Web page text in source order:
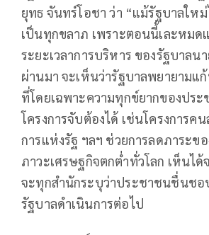
ยุทธ จันทร์โอชา ว่า “แม้รัฐบาลให
เป็นทุกขลาภ เพราะตอนนี้เละหมด
ระยะเวลาการบริหาร ของรัฐบาลน
ผ่านมา จะเห็นว่ารัฐบาลพยายามแ
ที่โดยเฉพาะความทุกข์ยากของปร
โครงการจับต้องได้ เช่นโครงการค
การแห่งรัฐ ฯลฯ ช่วยการลดภาระข
ภาวะเศรษฐกิจตกต่ำทั่วโลก เห็นไ
จะทุกสำนักระบุว่าประชาชนชื่นชอ
รัฐบาลดำเนินการต่อไป